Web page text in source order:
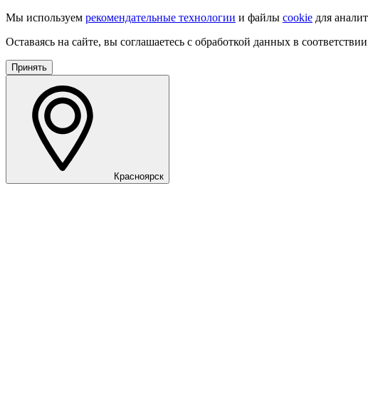
Мы используем рекомендательные технологии и файлы cookie для
Оставаясь на сайте, вы соглашаетесь с обработкой данных в
Принять
Красноярск